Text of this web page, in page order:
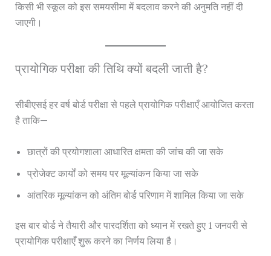
किसी भी स्कूल को इस समयसीमा में बदलाव करने की अनुमति नहीं दी
जाएगी।
प्रायोगिक परीक्षा की तिथि क्यों बदली जाती है?
सीबीएसई हर वर्ष बोर्ड परीक्षा से पहले प्रायोगिक परीक्षाएँ आयोजित करता
है ताकि—
छात्रों की प्रयोगशाला आधारित क्षमता की जांच की जा सके
प्रोजेक्ट कार्यों को समय पर मूल्यांकन किया जा सके
आंतरिक मूल्यांकन को अंतिम बोर्ड परिणाम में शामिल किया जा सके
इस बार बोर्ड ने तैयारी और पारदर्शिता को ध्यान में रखते हुए 1 जनवरी से
प्रायोगिक परीक्षाएँ शुरू करने का निर्णय लिया है।